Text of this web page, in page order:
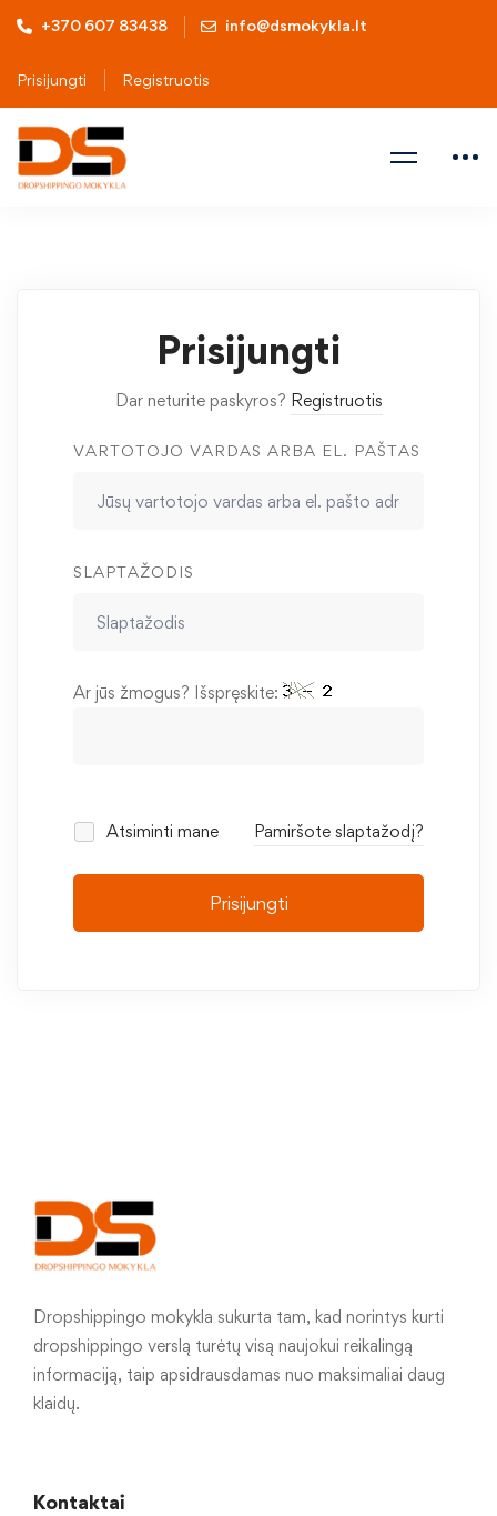
+370 607 83438 info@dsmokykla.lt
Prisijungti Registruotis
Prisijungti
Dar neturite paskyros? Registruotis
VARTOTOJO VARDAS ARBA EL. PAŠTAS
SLAPTAŽODIS
Ar jūs žmogus? Išspręskite:
Atsiminti mane Pamiršote slaptažodį?
Prisijungti
Dropshippingo mokykla sukurta tam, kad norintys kurti
dropshippingo verslą turėtų visą naujokui reikalingą
informaciją, taip apsidrausdamas nuo maksimaliai daug
klaidų.
Kontaktai